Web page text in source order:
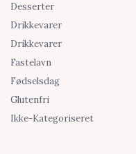
Desserter
Drikkevarer
Drikkevarer
Fastelavn
Fødselsdag
Glutenfri
Ikke-Kategoriseret